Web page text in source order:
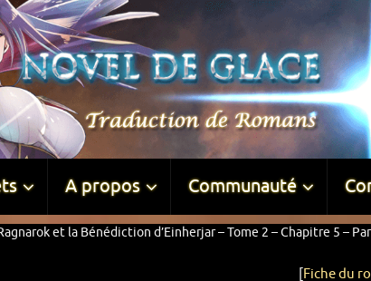
A propos Communauté
et la Bénédiction d’Einherjar – Tome 2 – Chapitre 5 –
[Fiche du